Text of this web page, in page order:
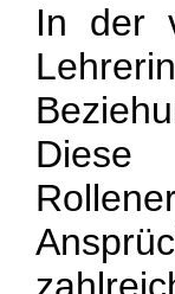
In der
Diese